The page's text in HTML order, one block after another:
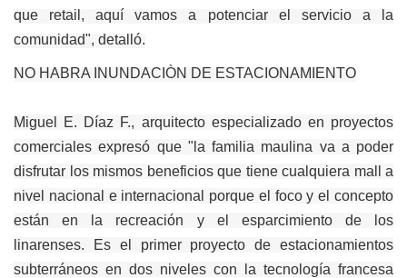
que retail, aquí vamos a potenciar el servicio a la
comunidad", detalló.
NO HABRA INUNDACIÒN DE ESTACIONAMIENTO
Miguel E. Díaz F., arquitecto especializado en proyectos
comerciales expresó que "la familia maulina va a poder
disfrutar los mismos beneficios que tiene cualquiera mall a
nivel nacional e internacional porque el foco y el concepto
están en la recreación y el esparcimiento de los
linarenses. Es el primer proyecto de estacionamientos
subterráneos en dos niveles con la tecnología francesa